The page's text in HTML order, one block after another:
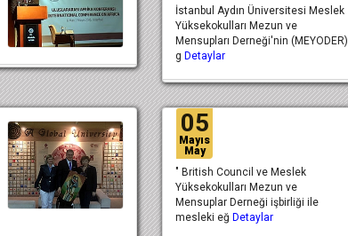
İstanbul Aydın Üniversitesi Meslek
Yüksekokulları Mezun ve
Mensupları Derneği'nin (MEYODER)
g Detaylar
05
Mayıs
May
" British Council ve Meslek
Yüksekokulları Mezun ve
Mensuplar Derneği işbirliği ile
mesleki eğ Detaylar